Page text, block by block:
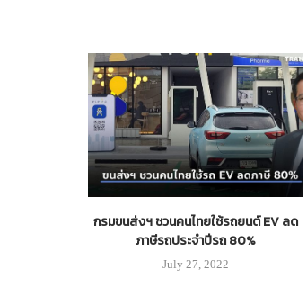
กรมขนส่งฯ ชวนคนไทยใช้รถยนต์ EV ลด
ภาษีรถประจำปีรถ 80%
July 27, 2022